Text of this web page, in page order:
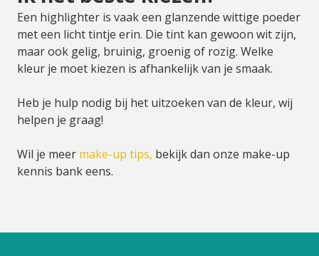
Een highlighter is vaak een glanzende wittige poeder
met een licht tintje erin. Die tint kan gewoon wit zijn,
maar ook gelig, bruinig, groenig of rozig. Welke
kleur je moet kiezen is afhankelijk van je smaak.
Heb je hulp nodig bij het uitzoeken van de kleur, wij
helpen je graag!
Wil je meer make-up tips, bekijk dan onze make-up
kennis bank eens.